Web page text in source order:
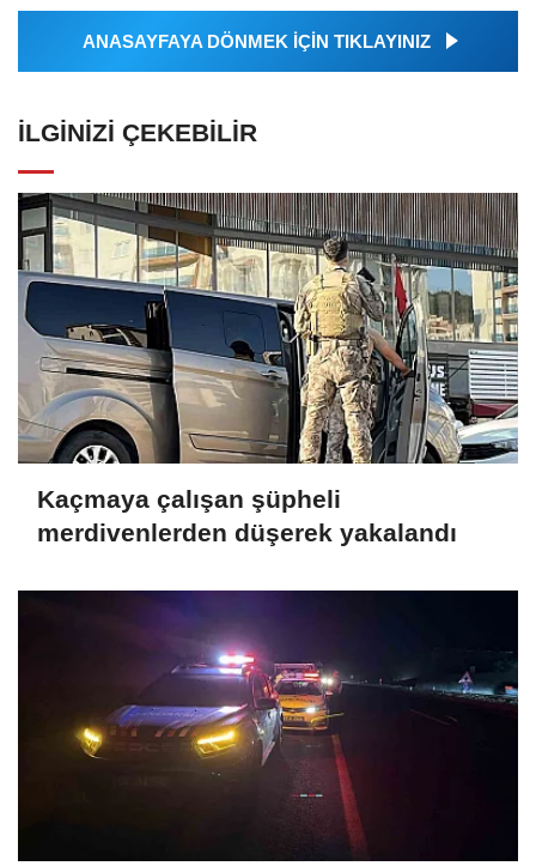
ANASAYFAYA DÖNMEK İÇİN TIKLAYINIZ
İLGINIZI ÇEKEBILIR
Kaçmaya çalışan şüpheli
merdivenlerden düşerek yakalandı